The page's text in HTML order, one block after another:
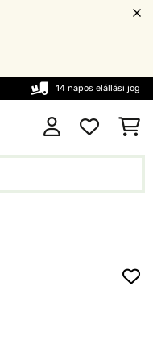
14 napos elállási jog